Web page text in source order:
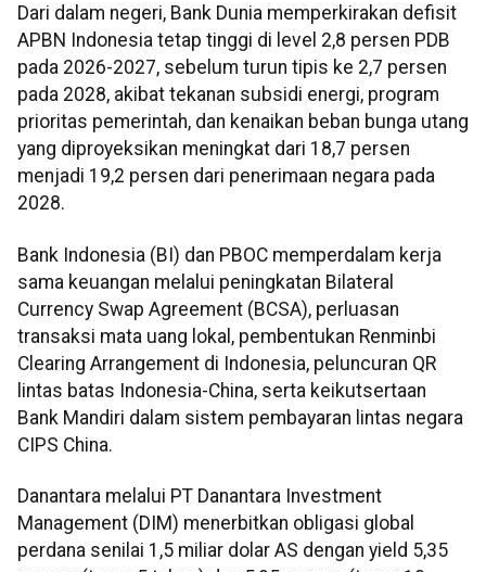
Dari dalam negeri, Bank Dunia memperkirakan defisit
APBN Indonesia tetap tinggi di level 2,8 persen PDB
pada 2026-2027, sebelum turun tipis ke 2,7 persen
pada 2028, akibat tekanan subsidi energi, program
prioritas pemerintah, dan kenaikan beban bunga utang
yang diproyeksikan meningkat dari 18,7 persen
menjadi 19,2 persen dari penerimaan negara pada
2028.
Bank Indonesia (BI) dan PBOC memperdalam kerja
sama keuangan melalui peningkatan Bilateral
Currency Swap Agreement (BCSA), perluasan
transaksi mata uang lokal, pembentukan Renminbi
Clearing Arrangement di Indonesia, peluncuran QR
lintas batas Indonesia-China, serta keikutsertaan
Bank Mandiri dalam sistem pembayaran lintas negara
CIPS China.
Danantara melalui PT Danantara Investment
Management (DIM) menerbitkan obligasi global
perdana senilai 1,5 miliar dolar AS dengan yield 5,35